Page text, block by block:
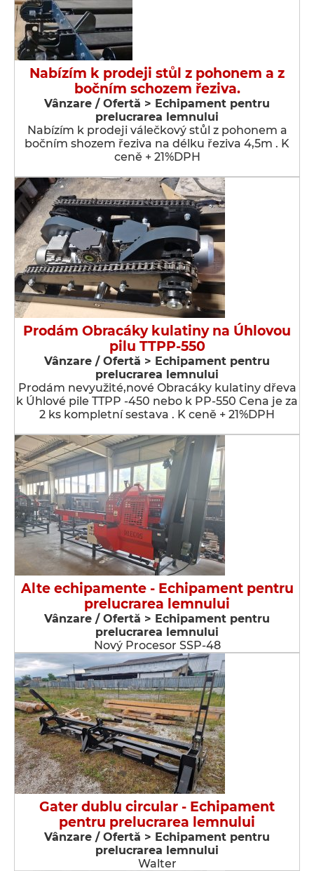
Nabízím k prodeji stůl z pohonem a z
bočním schozem řeziva.
Vânzare / Ofertă > Echipament pentru
prelucrarea lemnului
Nabízím k prodeji válečkový stůl z pohonem a
bočním shozem řeziva na délku řeziva 4,5m . K
ceně + 21%DPH
Prodám Obracáky kulatiny na Úhlovou
pilu TTPP-550
Vânzare / Ofertă > Echipament pentru
prelucrarea lemnului
Prodám nevyužité,nové Obracáky kulatiny dřeva
k Úhlové pile TTPP -450 nebo k PP-550 Cena je za
2 ks kompletní sestava . K ceně + 21%DPH
Alte echipamente - Echipament pentru
prelucrarea lemnului
Vânzare / Ofertă > Echipament pentru
prelucrarea lemnului
Nový Procesor SSP-48
Gater dublu circular - Echipament
pentru prelucrarea lemnului
Vânzare / Ofertă > Echipament pentru
prelucrarea lemnului
Walter